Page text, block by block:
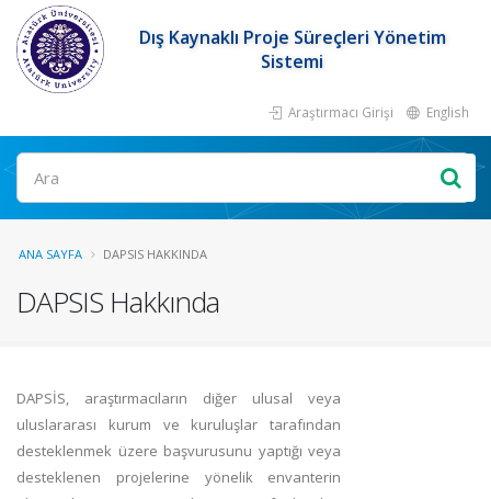
Dış Kaynaklı Proje Süreçleri Yönetim
Sistemi
Araştırmacı Girişi English
ANA SAYFA DAPSIS HAKKINDA
DAPSIS Hakkında
DAPSİS, araştırmacıların diğer ulusal veya
uluslararası kurum ve kuruluşlar tarafından
desteklenmek üzere başvurusunu yaptığı veya
desteklenen projelerine yönelik envanterin